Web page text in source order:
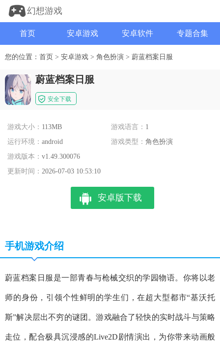
幻想游戏
首页 安卓游戏 安卓软件 专题合集
您的位置： 首页 > 安卓游戏 > 角色扮演 > 蔚蓝档案日服
蔚蓝档案日服
安全下载
游戏大小： 113MB 游戏语言： 1
运行环境： android 游戏类型：角色扮演
游戏版本： v1.49.300076
更新时间： 2026-07-03 10:53:10
安卓版下载
手机游戏介绍
蔚蓝档案日服是一部青春与枪械交织的学园物语。你将以老
师的身份，引领个性鲜明的学生们，在超大型都市“基沃托
斯”解决层出不穷的谜团。游戏融合了轻快的实时战斗与策略
走位，配合极具沉浸感的Live2D剧情演出，为你带来动画般